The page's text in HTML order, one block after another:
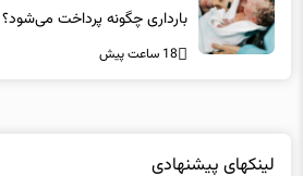
18 ساعت پیش